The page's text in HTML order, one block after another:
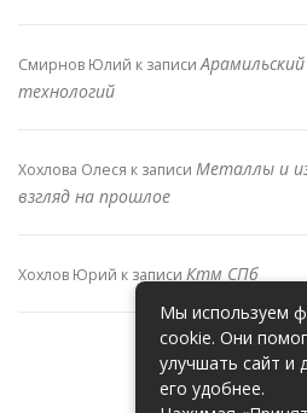
Смирнов Юлий к записи
технологий
Хохлова Олеся к записи Металлы и
взгляд на прошлое
Хохлов Юрий к записи Ктм СПб
Мы используем
cookie. Они
улучшать сайт и
его удобнее.